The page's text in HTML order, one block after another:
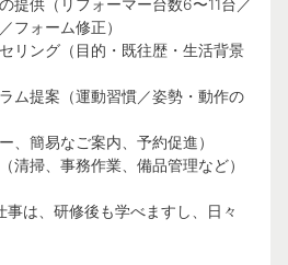
フォーム修正）
リング（目的・既往歴・生活背景
ム提案（運動習慣／姿勢・動作の
、簡易なご案内、予約促進）
清掃、事務作業、備品管理など）
は、研修後も学べますし、日々